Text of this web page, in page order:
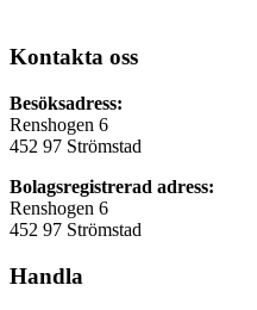
Kontakta oss
Besöksadress:
Renshogen 6
452 97 Strömstad
Bolagsregistrerad adress:
Renshogen 6
452 97 Strömstad
Handla